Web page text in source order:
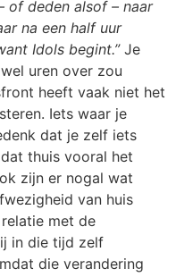
of deden alsof – naar
na een half uur
Idols begint.”Je
uren over zou
heeft vaak niet het
Iets waar je
dat je zelf iets
thuis vooral het
zijn er nogal wat
van huis
met de
in die tijd zelf
die verandering